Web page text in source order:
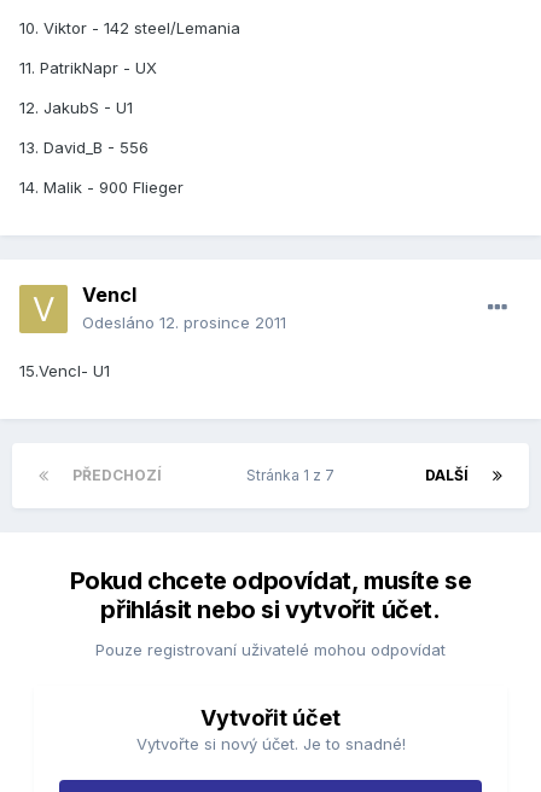
10. Viktor - 142 steel/Lemania
11. PatrikNapr - UX
12. JakubS - U1
13. David_B - 556
14. Malik - 900 Flieger
Vencl
Odesláno 12. prosince 2011
15.Vencl- U1
PŘEDCHOZÍ DALŠÍ
Stránka 1 z 7
Pokud chcete odpovídat, musíte se
přihlásit nebo si vytvořit účet.
Pouze registrovaní uživatelé mohou odpovídat
Vytvořit účet
Vytvořte si nový účet. Je to snadné!